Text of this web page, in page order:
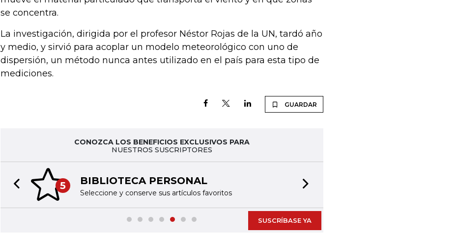
se concentra.
La investigación, dirigida por el profesor Néstor Rojas de la UN, tardó año
y medio, y sirvió para acoplar un modelo meteorológico con uno de
dispersión, un método nunca antes utilizado en el país para esta tipo de
mediciones.
GUARDAR
CONOZCA LOS BENEFICIOS EXCLUSIVOS PARA
NUESTROS SUSCRIPTORES
5 BIBLIOTECA PERSONAL
Seleccione y conserve sus artículos favoritos
Previous slide
SUSCRÍBASE YA